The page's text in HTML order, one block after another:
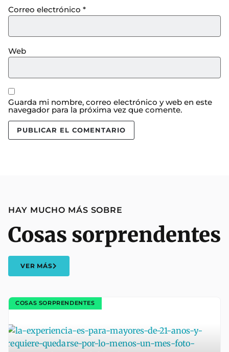
Correo electrónico *
Web
Guarda mi nombre, correo electrónico y web en este
navegador para la próxima vez que comente.
HAY MUCHO MÁS SOBRE
Cosas sorprendentes
VER MÁS
COSAS SORPRENDENTES